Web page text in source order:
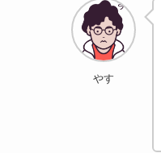
やす